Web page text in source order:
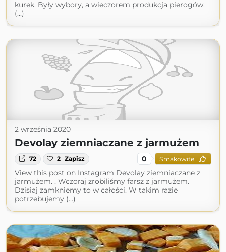
kurek. Były wybory, a wieczorem produkcja pierogów.
(...)
2 września 2020
Devolay ziemniaczane z jarmużem
72 2 Zapisz 0 Smakowite
View this post on Instagram Devolay ziemniaczane z
jarmużem. . Wczoraj zrobiliśmy farsz z jarmużem.
Dzisiaj zamkniemy to w całości. W takim razie
potrzebujemy (...)